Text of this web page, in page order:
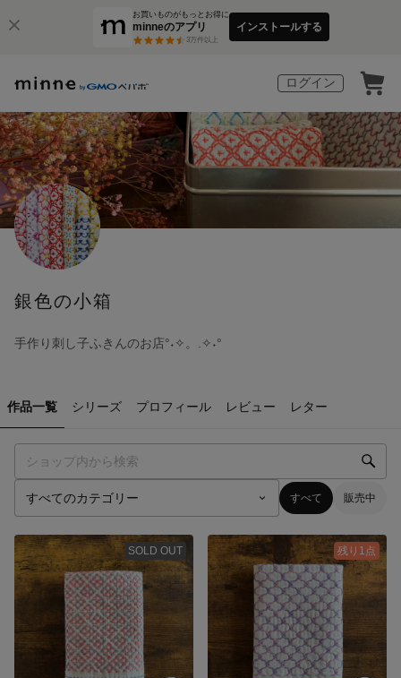
お買いものがもっとお得に
minneのアプリ
3万件以上
インストールする
ログイン
銀色の小箱
手作り刺し子ふきんのお店°˖✧。.✧˖°
作品一覧 シリーズ プロフィール レビュー レター
すべて 販売中
SOLD OUT 残り1点